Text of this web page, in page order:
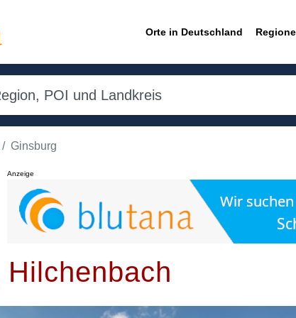
Orte in Deutschland
Ginsburg
Anzeige